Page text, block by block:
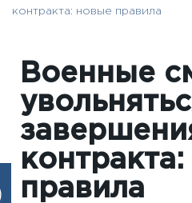
контракта: новые правила
Военные
правила